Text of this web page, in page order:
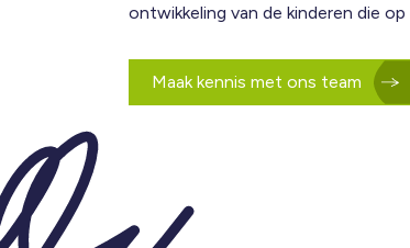
ontwikkeling van de kinderen die
Maak kennis met ons team